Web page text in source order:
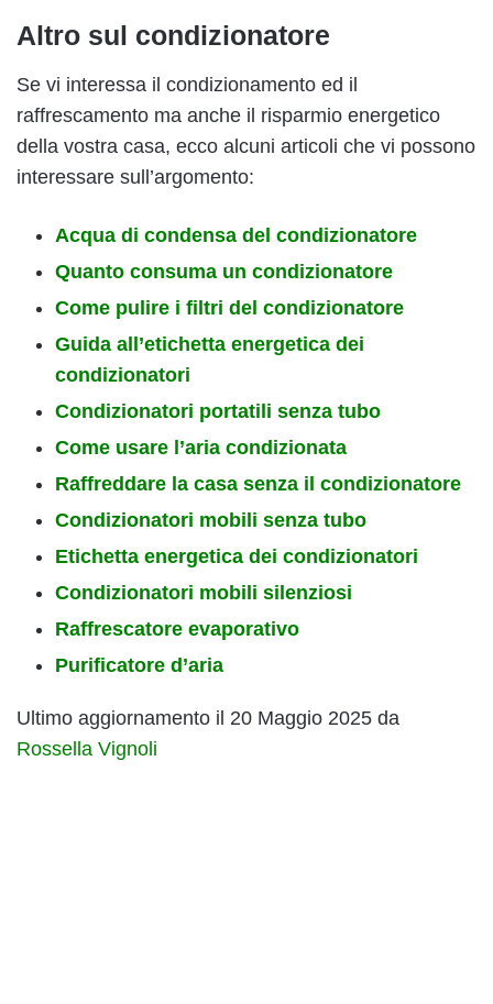
Altro sul condizionatore
Se vi interessa il condizionamento ed il
raffrescamento ma anche il risparmio energetico
della vostra casa, ecco alcuni articoli che vi possono
interessare sull’argomento:
Acqua di condensa del condizionatore
Quanto consuma un condizionatore
Come pulire i filtri del condizionatore
Guida all’etichetta energetica dei
condizionatori
Condizionatori portatili senza tubo
Come usare l’aria condizionata
Raffreddare la casa senza il condizionatore
Condizionatori mobili senza tubo
Etichetta energetica dei condizionatori
Condizionatori mobili silenziosi
Raffrescatore evaporativo
Purificatore d’aria
Ultimo aggiornamento il 20 Maggio 2025 da
Rossella Vignoli